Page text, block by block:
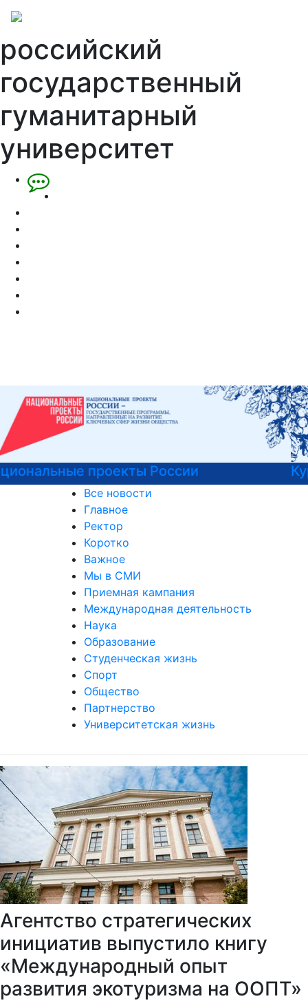
российский
государственный
гуманитарный
университет
Курсы немецкого языка
Все новости
Главное
Ректор
Коротко
Важное
Мы в СМИ
Приемная кампания
Международная деятельность
Наука
Образование
Студенческая жизнь
Спорт
Общество
Партнерство
Университетская жизнь
Агентство стратегических
инициатив выпустило книгу
«Международный опыт
развития экотуризма на ООПТ»